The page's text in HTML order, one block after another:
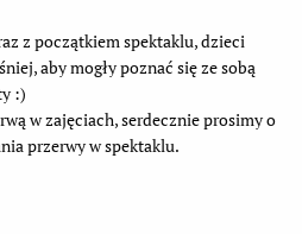
z początkiem spektaklu, dzieci
aby mogły poznać się ze sobą
:)
w zajęciach, serdecznie prosimy o
przerwy w spektaklu.